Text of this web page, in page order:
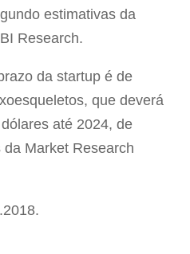
estimativas da
Research.
da startup é de
que deverá
até 2024, de
Market Research